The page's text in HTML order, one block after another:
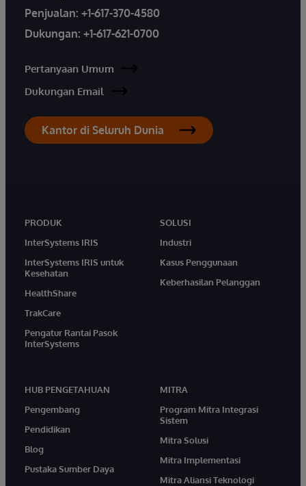
Penjualan: +1-617-370-4580
Dukungan: +1-617-621-0700
Pertanyaan Umum
Dukungan Email
Kantor di Seluruh Dunia
PRODUK
InterSystems IRIS
InterSystems IRIS untuk
Kesehatan
HealthShare
TrakCare
Pengatur Rantai Pasok
InterSystems
SOLUSI
Industri
Kasus Penggunaan
Keberhasilan Pelanggan
HUB PENGETAHUAN
Pengembang
Pendidikan
Blog
Pustaka Sumber Daya
MITRA
Program Mitra Integrasi
Sistem
Mitra Solusi
Mitra Implementasi
Mitra Aliansi Teknologi